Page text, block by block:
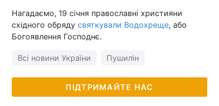
Нагадаємо, 19 січня православні християни
східного обряду святкували Водохреще, або
Богоявлення Господнє.
Всі новини України Пушилін
ПІДТРИМАЙТЕ НАС